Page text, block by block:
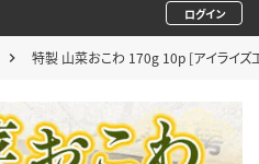
ログイン
特製 山菜おこわ 170g 10p [アイライ